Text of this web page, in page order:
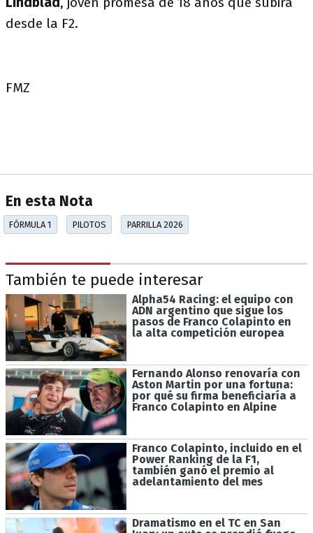
desde la F2.
FMZ
En esta Nota
FÓRMULA 1 PILOTOS PARRILLA 2026
También te puede interesar
Alpha54 Racing: el equipo con
ADN argentino que sigue los
pasos de Franco Colapinto en
la alta competición europea
Fernando Alonso renovaría con
Aston Martin por una fortuna:
por qué su firma beneficiaría a
Franco Colapinto en Alpine
Franco Colapinto, incluido en el
Power Ranking de la F1,
también ganó el premio al
adelantamiento del mes
Dramatismo en el TC en San